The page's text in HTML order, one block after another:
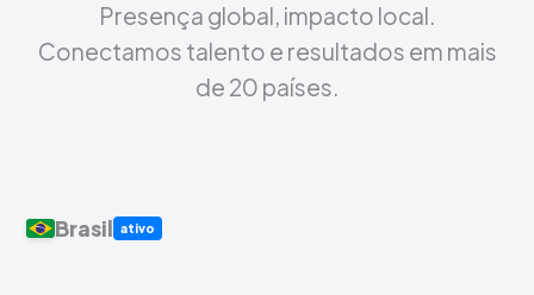
Presença global, impacto local.
Conectamos talento e resultados em mais
de 20 países.
Brasil ativo